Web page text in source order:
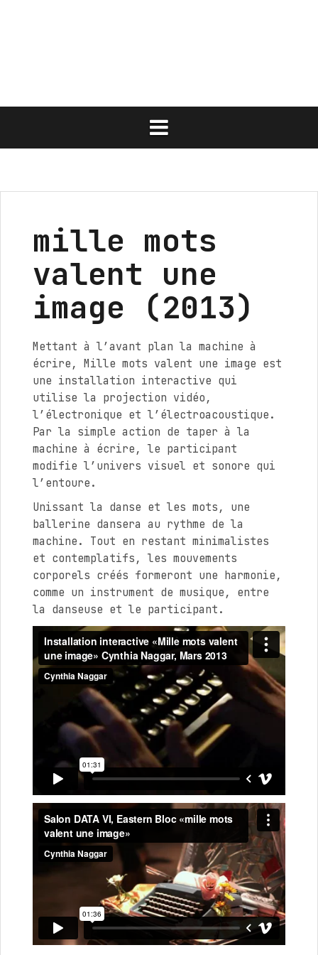
mille mots
valent une
image (2013)
Mettant à l’avant plan la machine à
écrire, Mille mots valent une image est
une installation interactive qui
utilise la projection vidéo,
l’électronique et l’électroacoustique.
Par la simple action de taper à la
machine à écrire, le participant
modifie l’univers visuel et sonore qui
l’entoure.
Unissant la danse et les mots, une
ballerine dansera au rythme de la
machine. Tout en restant minimalistes
et contemplatifs, les mouvements
corporels créés formeront une harmonie,
comme un instrument de musique, entre
la danseuse et le participant.